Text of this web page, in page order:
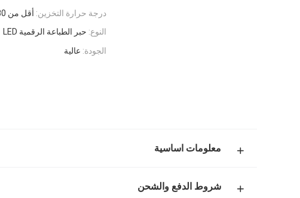
درجة حرارة التخزين: أقل من 30 درجة مئوية
النوع: حبر الطباعة الرقمية LED
الجودة: عالية
معلومات اساسية
شروط الدفع والشحن